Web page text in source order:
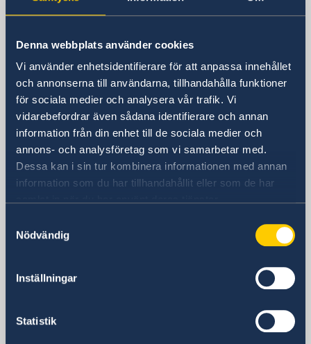
Denna webbplats använder cookies
Vi använder enhetsidentifierare för att anpassa innehållet
och annonserna till användarna, tillhandahålla funktioner
för sociala medier och analysera vår trafik. Vi
vidarebefordrar även sådana identifierare och annan
information från din enhet till de sociala medier och
annons- och analysföretag som vi samarbetar med.
Dessa kan i sin tur kombinera informationen med annan
information som du har tillhandahållit eller som de har
Nödvändig
Inställningar
Statistik
Inkognitogata 27
0256 Oslo
POSTADRESS
Sveriges Ambassad
Postboks 4001 AMB
0244 Oslo
NORGE
TELEFONNUMMER
+47 24 11 42 00
E-postadress
ambassaden.oslo@gov.se
konsular.oslo@gov.se
Twitter